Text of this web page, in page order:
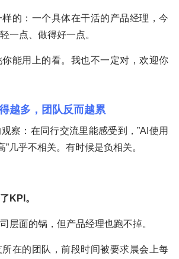
的：一个具体在干活的产品经理，今
一点、做得好一点。
能用上的看。我也不一定对，欢迎你
越多，团队反而越累
察：在同行交流里能感受到，”AI使用
”几乎不相关。有时候是负相关。
KPI。
层面的锅，但产品经理也跑不掉。
在的团队，前段时间被要求晨会上每